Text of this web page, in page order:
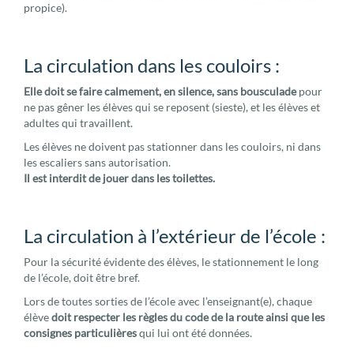
propice).
La circulation dans les couloirs :
Elle doit se faire calmement, en silence, sans bousculadepour
ne pas gêner les élèves qui se reposent (sieste), et les élèves et
adultes qui travaillent.
Les élèves ne doivent pas stationner dans les couloirs, ni dans
les escaliers sans autorisation.
Il est interdit de jouer dans les toilettes.
La circulation à l’extérieur de l’école :
Pour la sécurité évidente des élèves, le stationnement le long
de l’école, doit être bref.
Lors de toutes sorties de l’école avec l’enseignant(e), chaque
élèvedoit respecter les règles du code de la route ainsi que les
consignes particulièresqui lui ont été données.